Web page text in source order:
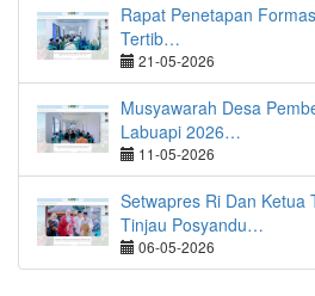
Rapat Penetapan
Tertib…
21-05-2026
Musyawarah Desa
Labuapi 2026…
11-05-2026
Setwapres Ri Dan Ketua
Tinjau Posyandu…
06-05-2026